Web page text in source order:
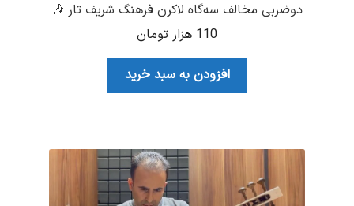
دوضربی مخالف سه‌گاه لاکرن فرهنگ شریف تار 🎶
110 هزار تومان
افزودن به سبد خرید